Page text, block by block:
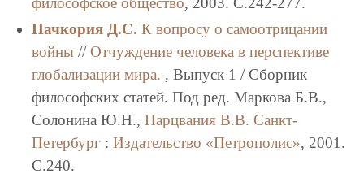
Пачкория Д.С. К вопросу о самоотрицании
войны// Отчуждение человека в перспективе
глобализации мира. , Выпуск 1 / Сборник
философских статей. Под ред. Маркова Б.В.,
Солонина Ю.Н., Парцвания В.В. Санкт-
Петербург: Издательство «Петрополис», 2001.
C.240.